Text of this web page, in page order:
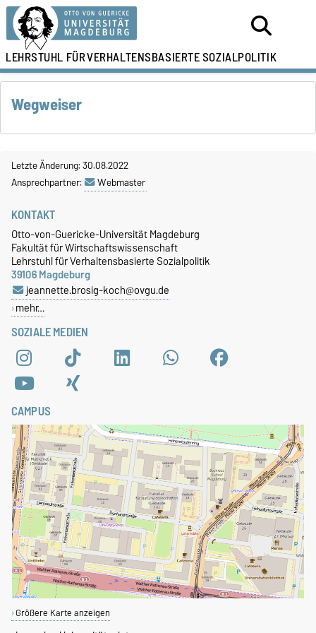
LEHRSTUHL FÜRVERHALTENSBASIERTE SOZIALPOLITIK
Wegweiser
Letzte Änderung: 30.08.2022
Ansprechpartner:
Webmaster
SOZIALE MEDIEN
KONTAKT
Otto-von-Guericke-Universität Magdeburg
Fakultät für Wirtschaftswissenschaft
Lehrstuhl für Verhaltensbasierte Sozialpolitik
39106 Magdeburg
jeannette.brosig-koch@ovgu.de
mehr…
CAMPUS
Größere Karte anzeigen